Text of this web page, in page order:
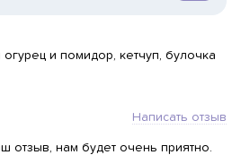
огурец и помидор, кетчуп, булочка
Написать отзыв
отзыв, нам будет очень приятно.